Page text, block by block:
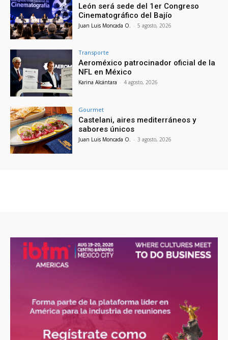
León será sede del 1er Congreso
Cinematográfico del Bajío
Juan Luis Moncada O. - 5 agosto, 2026
Transporte
Aeroméxico patrocinador oficial de la
NFL en México
Karina Alcántara - 4 agosto, 2026
Gourmet
Castelani, aires mediterráneos y
sabores únicos
Juan Luis Moncada O. - 3 agosto, 2026